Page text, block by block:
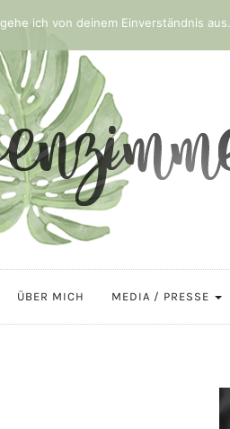
ÜBER MICH MEDIA / PRESSE
ich von deinem Einverständnis aus.